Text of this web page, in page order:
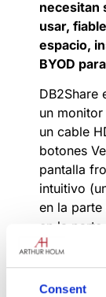
Consent
necesitan
usar,
espacio,
BYOD
DB2Share
un
un cable
botones
pantalla
intuitivo
en la
en la
HDMI
replegado